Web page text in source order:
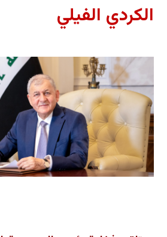
الكردي الفيلي